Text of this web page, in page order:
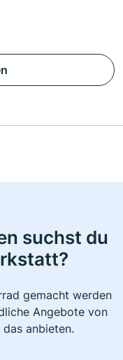
suchst du
gemacht werden
Angebote von
anbieten.